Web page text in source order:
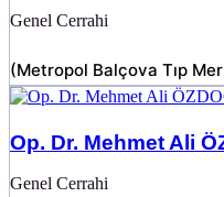
Genel Cerrahi
(Metropol Balçova Tıp
Op. Dr. Mehmet Ali
Genel Cerrahi